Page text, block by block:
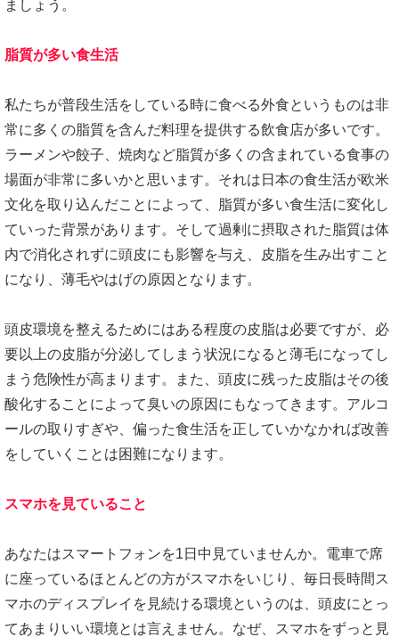
ましょう。
脂質が多い食生活
私たちが普段生活をしている時に食べる外食というものは非
常に多くの脂質を含んだ料理を提供する飲食店が多いです。
ラーメンや餃子、焼肉など脂質が多くの含まれている食事の
場面が非常に多いかと思います。それは日本の食生活が欧米
文化を取り込んだことによって、脂質が多い食生活に変化し
ていった背景があります。そして過剰に摂取された脂質は体
内で消化されずに頭皮にも影響を与え、皮脂を生み出すこと
になり、薄毛やはげの原因となります。
頭皮環境を整えるためにはある程度の皮脂は必要ですが、必
要以上の皮脂が分泌してしまう状況になると薄毛になってし
まう危険性が高まります。また、頭皮に残った皮脂はその後
酸化することによって臭いの原因にもなってきます。アルコ
ールの取りすぎや、偏った食生活を正していかなかれば改善
をしていくことは困難になります。
スマホを見ていること
あなたはスマートフォンを1日中見ていませんか。電車で席
に座っているほとんどの方がスマホをいじり、毎日長時間ス
マホのディスプレイを見続ける環境というのは、頭皮にとっ
てあまりいい環境とは言えません。なぜ、スマホをずっと見